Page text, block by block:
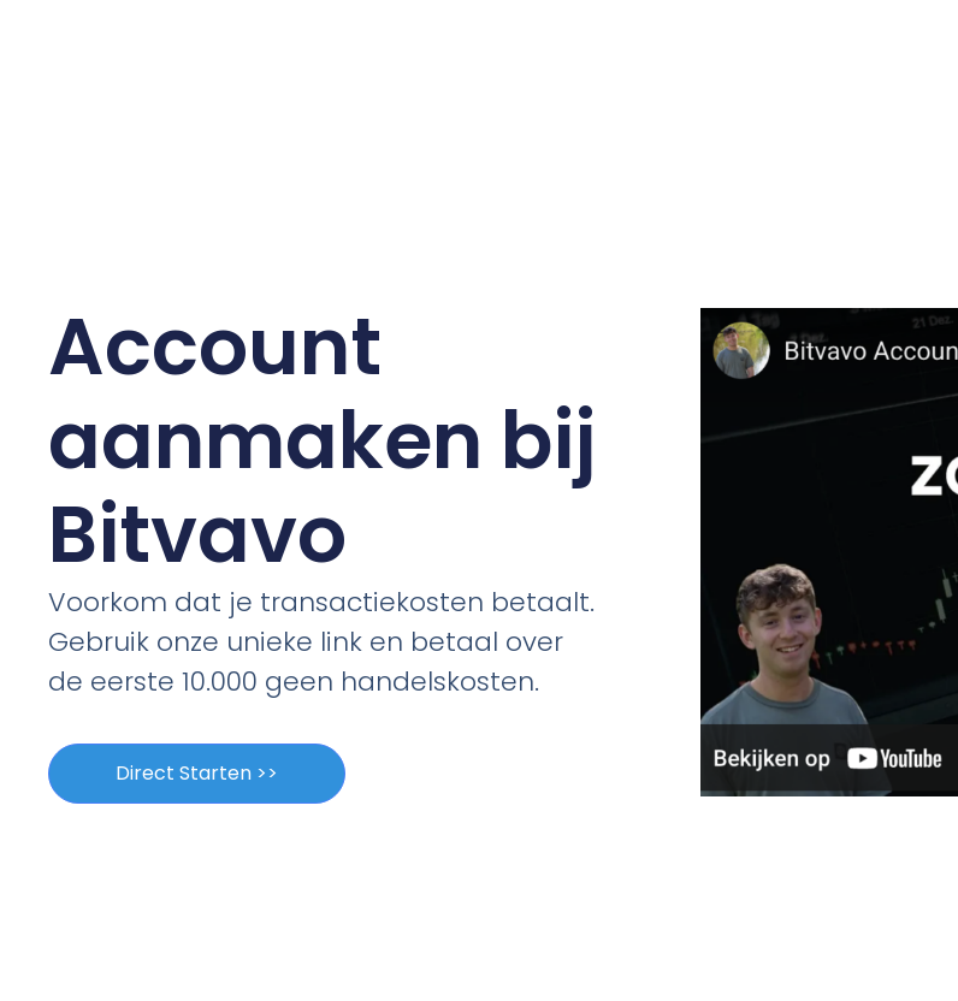
Account
aanmaken bij
Bitvavo
Voorkom dat je transactiekosten betaalt.
Gebruik onze unieke link en betaal over
de eerste 10.000 geen handelskosten.
Direct Starten >>